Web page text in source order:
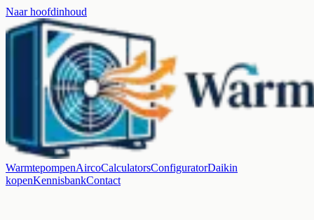
Naar hoofdinhoud
WarmtepompenAircoCalculatorsConfiguratorDaikin
kopenKennisbankContact